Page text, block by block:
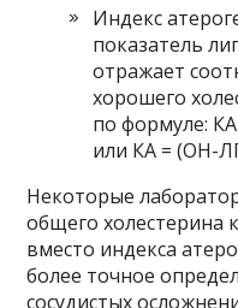
Индекс
показатель
отражает
хорошего
по формуле:
или КА = (ОН-
Некоторые
общего
вместо индекса
более точное
сосудистых